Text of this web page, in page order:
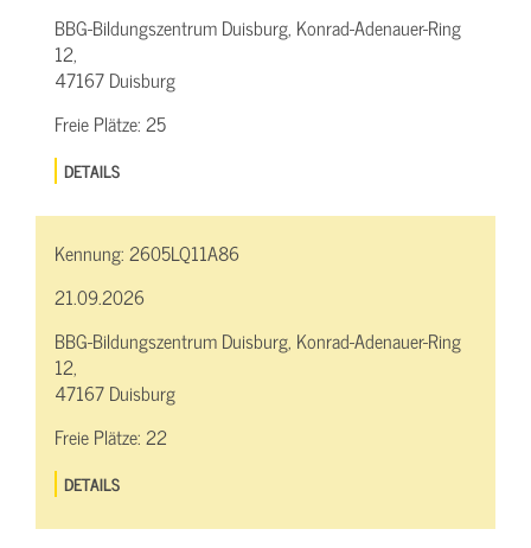
BBG-Bildungszentrum Duisburg, Konrad-Adenauer-Ring
12,
47167 Duisburg
Freie Plätze:25
DETAILS
Kennung:2605LQ11A86
21.09.2026
BBG-Bildungszentrum Duisburg, Konrad-Adenauer-Ring
12,
47167 Duisburg
Freie Plätze:22
DETAILS